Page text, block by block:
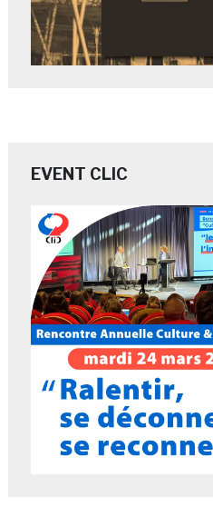
EVENT CLIC